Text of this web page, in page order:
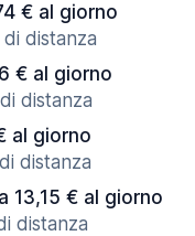
€ al giorno
distanza
€ al giorno
distanza
al giorno
distanza
13,15 € al giorno
distanza